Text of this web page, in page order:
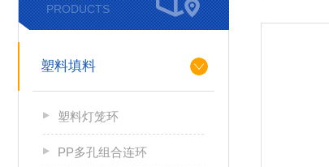
PRODUCTS
塑料填料
塑料灯笼环
PP多孔组合连环